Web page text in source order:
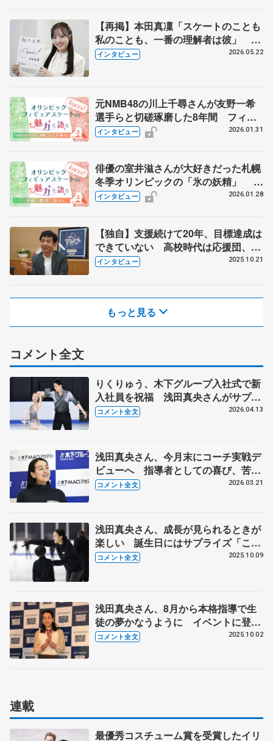
【再掲】本田真凜「スケートのことも
私のことも、一番の理解者は彼」 引
退時の単独インタビューで語った競技
インタビュー 2026.05.22
元NMB48の川上千尋さんが友野一希
選手らと切磋琢磨した8年間 フィギ
ュアスケートからアイドルの世界へ
インタビュー 2026.01.31
俳優の室井滋さんが大好きだった札幌
冬季オリンピックの「氷の妖精」
「この人の滑りは全然違う」とテレビ
インタビュー 2026.01.28
【独自】支援続けて20年、目標達成は
できていない 高校時代は応援団、人
気ない方に熱が入る 木下グループの
インタビュー 2025.10.21
もっと見る
コメント全文
りくりゅう、木下グループ入社式で新
入社員を祝福 浅田真央さんがサプラ
イズで登場 【入社式】
コメント全文 2026.04.13
浅田真央さん、今月末にコーチ実戦デ
ビューへ 指導者としての喜び、苦労
語る 木下MAOアカデミー発表会
コメント全文 2026.03.21
浅田真央さん、成長が見られるときが
楽しい 誕生日にはサプライズ「これ
以上ない幸せ」 【木下MAOアカデミ
コメント全文 2025.10.09
浅田真央さん、8月から本格指導で生
徒の夢かなうように イベントに登場
「エアウィーヴで寝ると心も体も前向
コメント全文 2025.10.02
連載
最優秀コスチューム賞を受賞したイリ